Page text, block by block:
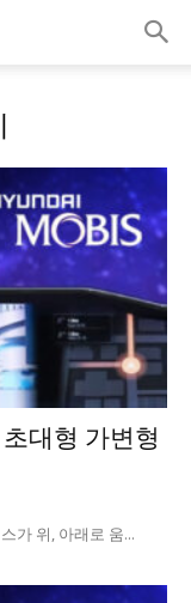
대형 가변형
가 위, 아래로 움...